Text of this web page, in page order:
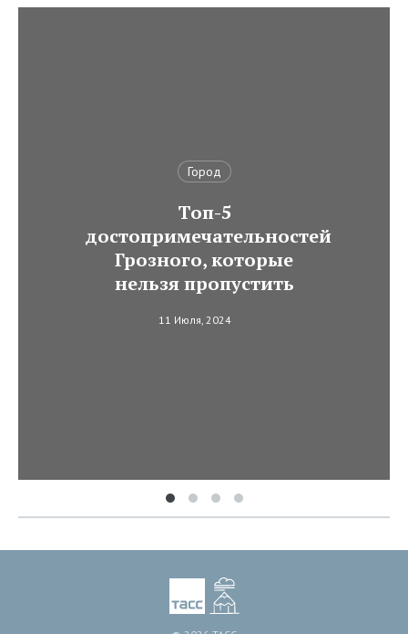
Город
Топ-5
достопримечательностей
Грозного, которые
нельзя пропустить
11 Июля, 2024